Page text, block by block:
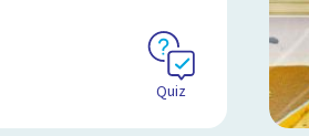
Quiz